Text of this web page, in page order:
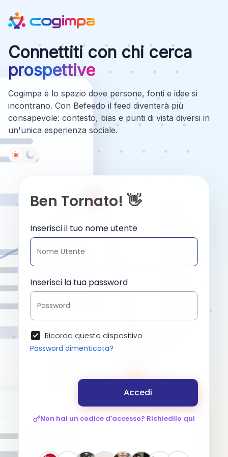
Connettiti con chi cerca
prospettive
Cogimpa è lo spazio dove persone, fonti e idee si
incontrano. Con Befeedo il feed diventerà più
consapevole: contesto, bias e punti di vista diversi in
un'unica esperienza sociale.
Ben Tornato! 👋
Inserisci il tuo nome utente
Inserisci la tua password
Ricorda questo dispositivo
Password dimenticata?
Accedi
Non hai un codice d'accesso? Richiedilo qui